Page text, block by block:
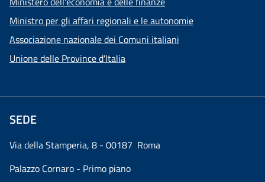
Ministro per gli affari regionali e le autonomie
Associazione nazionale dei Comuni italiani
Unione delle Province d'Italia
SEDE
Via della Stamperia, 8 - 00187 Roma
Palazzo Cornaro - Primo piano